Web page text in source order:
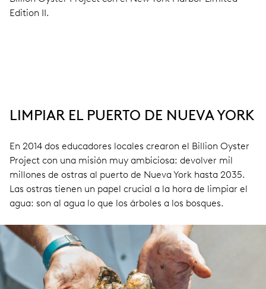
Edition II.
LIMPIAR EL PUERTO DE NUEVA YORK
En 2014 dos educadores locales crearon el Billion Oyster
Project con una misión muy ambiciosa: devolver mil
millones de ostras al puerto de Nueva York hasta 2035.
Las ostras tienen un papel crucial a la hora de limpiar el
agua: son al agua lo que los árboles a los bosques.